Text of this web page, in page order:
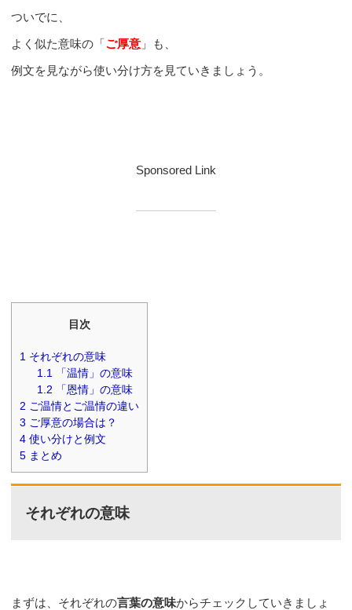
ついでに、
よく似た意味の「ご厚意 」も、
例文を見ながら使い分け方を見ていきましょう。
Sponsored Link
目次
1 それぞれの意味
1.1「温情」の意味
1.2 「恩情」の意味
2 ご温情とご温情の違い
3 ご厚意の場合は？
4 使い分けと例文
5 まとめ
それぞれの意味
まずは、それぞれの言葉の意味からチェックしていきましょ